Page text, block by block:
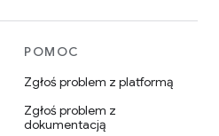
POMOC
Zgłoś problem z platformą
Zgłoś problem z
dokumentacją